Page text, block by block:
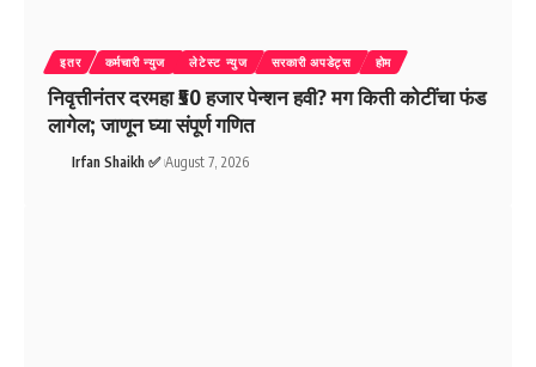
इतर कर्मचारी न्युज लेटेस्ट न्युज सरकारी अपडेट्स होम
निवृत्तीनंतर दरमहा ₹50 हजार पेन्शन हवी? मग किती कोटींचा फंड
लागेल; जाणून घ्या संपूर्ण गणित
Irfan Shaikh ✅ August 7, 2026